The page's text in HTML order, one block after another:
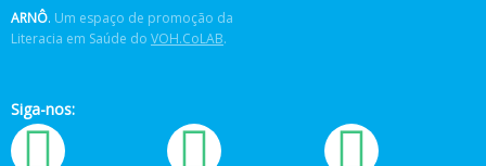
ARNÔ. Um espaço de promoção da
Literacia em Saúde do VOH.CoLAB.
Siga-nos: